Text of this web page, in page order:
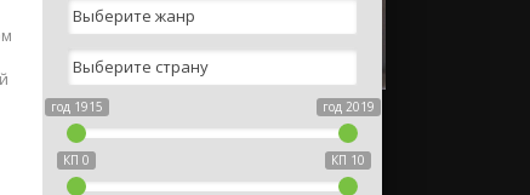
год 1915 год 2019
КП 0 КП 10